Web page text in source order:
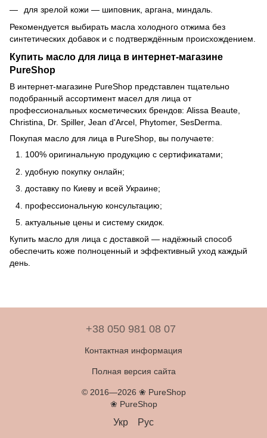
для зрелой кожи — шиповник, аргана, миндаль.
Рекомендуется выбирать масла холодного отжима без
синтетических добавок и с подтверждённым происхождением.
Купить масло для лица в интернет-магазине
PureShop
В интернет-магазине PureShop представлен тщательно
подобранный ассортимент масел для лица от
профессиональных косметических брендов: Alissa Beaute,
Christina, Dr. Spiller, Jean d'Arcel, Phytomer, SesDerma.
Покупая масло для лица в PureShop, вы получаете:
100% оригинальную продукцию с сертификатами;
удобную покупку онлайн;
доставку по Киеву и всей Украине;
профессиональную консультацию;
актуальные цены и систему скидок.
Купить масло для лица с доставкой — надёжный способ
обеспечить коже полноценный и эффективный уход каждый
день.
+38 050 981 08 07
Контактная информация
Полная версия сайта
© 2016—2026 ❀ PureShop
❀ PureShop
Укр Рус